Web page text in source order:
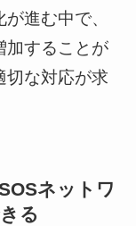
進む中で、
加することが
切な対応が求
ネットワ
る